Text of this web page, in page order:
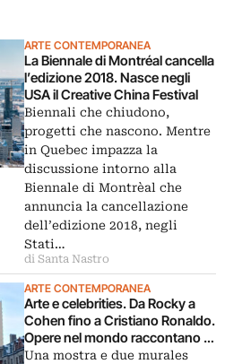
ARTE CONTEMPORANEA
La Biennale di Montréal cancella
l’edizione 2018. Nasce negli
USA il Creative China Festival
Biennali che chiudono,
progetti che nascono. Mentre
in Quebec impazza la
discussione intorno alla
Biennale di Montrèal che
annuncia la cancellazione
dell’edizione 2018, negli
Stati…
di Santa Nastro
ARTE CONTEMPORANEA
Arte e celebrities. Da Rocky a
Cohen fino a Cristiano Ronaldo.
Opere nel mondo raccontano le
star
Una mostra e due murales